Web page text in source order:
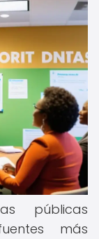
públicas
más